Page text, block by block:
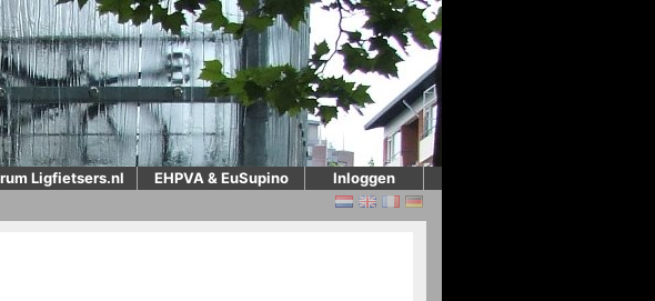
Ligfietsers.nl EHPVA & EuSupino Inloggen